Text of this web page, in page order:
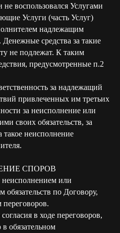
воспользовался Услугами
Услуги (часть Услуг)
надлежащим
средства за такие
не подлежат. К таким
предусмотренные п.2
за надлежащий
привлеченных им третьих
за неисполнение или
своих обязательств, за
такое неисполнение
СПОРОВ
неисполнением или
по Договору,
в ходе переговоров,
обязательном